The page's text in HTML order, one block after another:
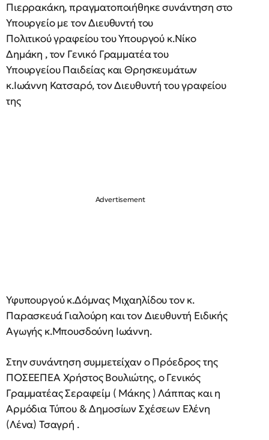
Πιερρακάκη, πραγματοποιήθηκε συνάντηση στο
Υπουργείο με τον Διευθυντή του
Πολιτικού γραφείου του Υπουργού κ.Νίκο
Δημάκη , τον Γενικό Γραμματέα του
Υπουργείου Παιδείας και Θρησκευμάτων
κ.Ιωάννη Κατσαρό, τον Διευθυντή του γραφείου
της
Υφυπουργού κ.Δόμνας Μιχαηλίδου τον κ.
Παρασκευά Γιαλούρη και τον Διευθυντή Ειδικής
Αγωγής κ.Μπουσδούνη Ιωάννη.
Στην συνάντηση συμμετείχαν ο Πρόεδρος της
ΠΟΣΕΕΠΕΑ Χρήστος Βουλιώτης, ο Γενικός
Γραμματέας Σεραφείμ ( Μάκης ) Λάππας και η
Αρμόδια Τύπου & Δημοσίων Σχέσεων Ελένη
(Λένα) Τσαγρή .